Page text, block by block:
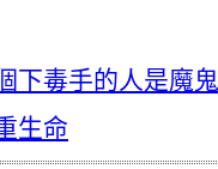
下毒手的人是魔
生命